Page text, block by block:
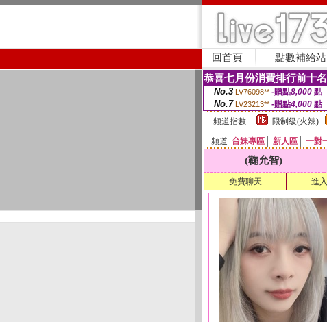
回首頁 點數補給站
恭喜七月份消費排行前十
No.3 LV76098** -贈點8,000點
No.7 LV23213** -贈點4,000 點
頻道指數
限制級(火辣)
頻道 台妹專區 新人區 一對
(鞠允智)
免費聊天 進